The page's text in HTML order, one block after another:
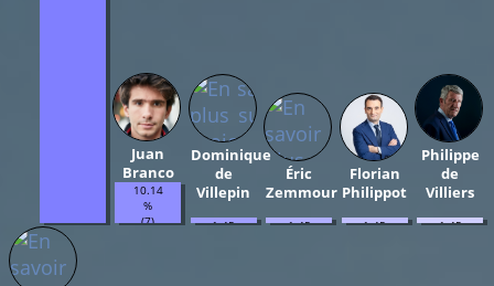
Juan
Branco
10.14
%
(7)
Dominique
de
Villepin
1.45
Éric
Zemmour
1.45
Florian
Philippot
1.45
Philippe
de
Villiers
1.45